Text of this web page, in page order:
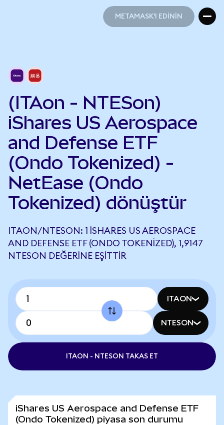
METAMASK'I EDİNİN
(ITAon - NTESon)
iShares US Aerospace
and Defense ETF
(Ondo Tokenized) -
NetEase (Ondo
Tokenized) dönüştür
ITAON/NTESON: 1 ISHARES US AEROSPACE
AND DEFENSE ETF (ONDO TOKENIZED), 1,9147
NTESON DEĞERINE EŞITTIR
ITAON
NTESON
ITAON - NTESON TAKAS ET
iShares US Aerospace and Defense ETF
(Ondo Tokenized) piyasa son durumu